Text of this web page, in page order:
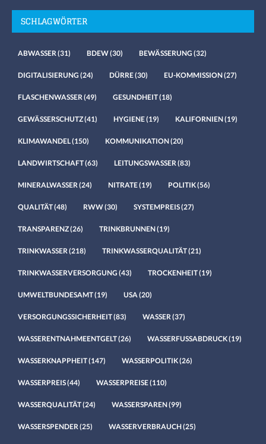
SCHLAGWÖRTER
ABWASSER(31) BDEW(30) BEWÄSSERUNG (32)
DIGITALISIERUNG (24) DÜRRE(30) EU-KOMMISSION(27)
FLASCHENWASSER(49) GESUNDHEIT(18)
GEWÄSSERSCHUTZ(41) HYGIENE(19) KALIFORNIEN(19)
KLIMAWANDEL(150) KOMMUNIKATION(20)
LANDWIRTSCHAFT(63) LEITUNGSWASSER(83)
MINERALWASSER(24) NITRATE(19) POLITIK(56)
QUALITÄT(48) RWW(30) SYSTEMPREIS(27)
TRANSPARENZ(26) TRINKBRUNNEN(19)
TRINKWASSER(218) TRINKWASSERQUALITÄT(21)
TRINKWASSERVERSORGUNG (43) TROCKENHEIT(19)
UMWELTBUNDESAMT(19) USA(20)
VERSORGUNGSSICHERHEIT(83) WASSER(37)
WASSERENTNAHMEENTGELT(26) WASSERFUSSABDRUCK(19)
WASSERKNAPPHEIT(147) WASSERPOLITIK(26)
WASSERPREIS(44) WASSERPREISE(110)
WASSERQUALITÄT(24) WASSERSPAREN(99)
WASSERSPENDER(25) WASSERVERBRAUCH(25)